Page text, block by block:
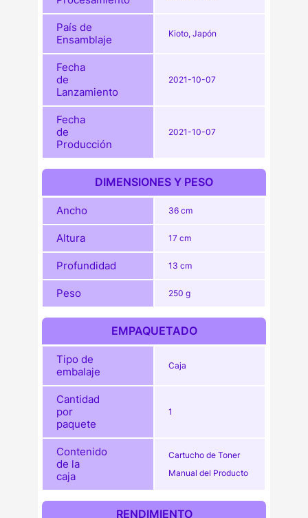
País de
Ensamblaje
Kioto, Japón
Fecha
de
Lanzamiento
2021-10-07
Fecha
de
Producción
2021-10-07
DIMENSIONES Y PESO
Ancho 36 cm
Altura 17 cm
Profundidad 13 cm
Peso 250 g
EMPAQUETADO
Tipo de
embalaje
Caja
Cantidad
por
paquete
1
Contenido
de la
caja
Cartucho de Toner
Manual del Producto
RENDIMIENTO